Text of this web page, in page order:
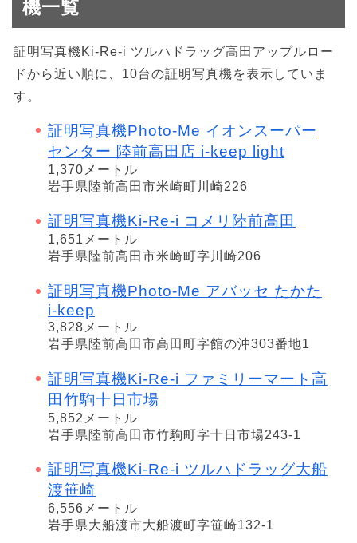
機一覧
証明写真機Ki-Re-i ツルハドラッグ高田アップルロー
ドから近い順に、10台の証明写真機を表示していま
す。
証明写真機Photo-Me イオンスーパー
センター 陸前高田店 i-keep light
1,370メートル
岩手県陸前高田市米崎町川崎226
証明写真機Ki-Re-i コメリ陸前高田
1,651メートル
岩手県陸前高田市米崎町字川崎206
証明写真機Photo-Me アバッセ たかた
i-keep
3,828メートル
岩手県陸前高田市高田町字館の沖303番地1
証明写真機Ki-Re-i ファミリーマート高
田竹駒十日市場
5,852メートル
岩手県陸前高田市竹駒町字十日市場243-1
証明写真機Ki-Re-i ツルハドラッグ大船
渡笹崎
6,556メートル
岩手県大船渡市大船渡町字笹崎132-1